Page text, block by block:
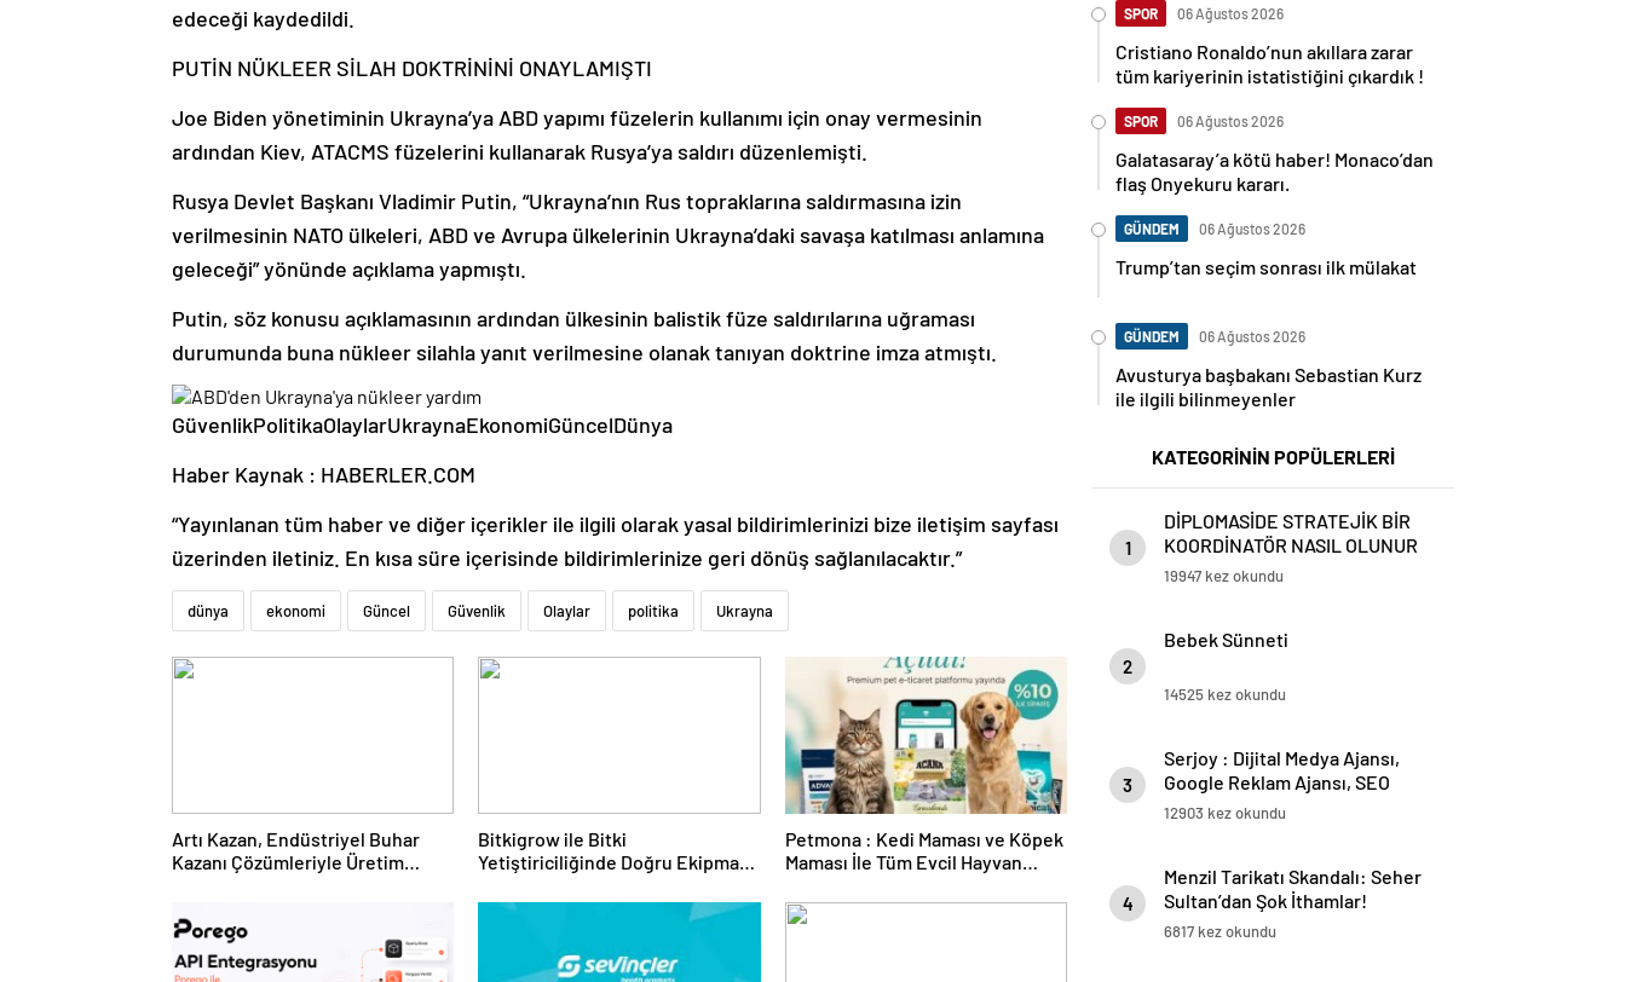
edeceği kaydedildi.
PUTİN NÜKLEER SİLAH DOKTRİNİNİ ONAYLAMIŞTI
Joe Biden yönetiminin Ukrayna’ya ABD yapımı füzelerin kullanımı için onay vermesinin
ardından Kiev, ATACMS füzelerini kullanarak Rusya’ya saldırı düzenlemişti.
Rusya Devlet Başkanı Vladimir Putin, “Ukrayna’nın Rus topraklarına saldırmasına izin
verilmesinin NATO ülkeleri, ABD ve Avrupa ülkelerinin Ukrayna’daki savaşa katılması anlamına
geleceği” yönünde açıklama yapmıştı.
Putin, söz konusu açıklamasının ardından ülkesinin balistik füze saldırılarına uğraması
durumunda buna nükleer silahla yanıt verilmesine olanak tanıyan doktrine imza atmıştı.
GüvenlikPolitikaOlaylarUkraynaEkonomiGüncelDünya
Haber Kaynak : HABERLER.COM
“Yayınlanan tüm haber ve diğer içerikler ile ilgili olarak yasal bildirimlerinizi bize iletişim sayfası
üzerinden iletiniz. En kısa süre içerisinde bildirimlerinize geri dönüş sağlanılacaktır.”
dünya ekonomi Güncel Güvenlik Olaylar politika Ukrayna
Artı Kazan, Endüstriyel Buhar
Kazanı Çözümleriyle Üretim
Bitkigrow ile Bitki
Yetiştiriciliğinde Doğru Ekipman
Petmona : Kedi Maması ve Köpek
Maması İle Tüm Evcil Hayvan
SPOR 06 Ağustos 2026
Cristiano Ronaldo’nun akıllara zarar
tüm kariyerinin istatistiğini çıkardık !
SPOR 06 Ağustos 2026
Galatasaray’a kötü haber! Monaco’dan
flaş Onyekuru kararı.
GÜNDEM 06 Ağustos 2026
Trump’tan seçim sonrası ilk mülakat
GÜNDEM 06 Ağustos 2026
Avusturya başbakanı Sebastian Kurz
ile ilgili bilinmeyenler
KATEGORİNİN POPÜLERLERİ
1
DİPLOMASİDE STRATEJİK BİR
KOORDİNATÖR NASIL OLUNUR
19947 kez okundu
2
Bebek Sünneti
14525 kez okundu
3
Serjoy : Dijital Medya Ajansı,
Google Reklam Ajansı, SEO
Ajansı ve Web Tasarım Ajansı
12903 kez okundu
4
Menzil Tarikatı Skandalı: Seher
Sultan’dan Şok İthamlar!
6817 kez okundu